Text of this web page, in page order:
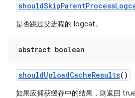
shouldSkipParentProcess
是否跳过父进程的 logcat。
abstract boolean
shouldUploadCacheResults()
如果应捕获缓存中的结果，则返回 true